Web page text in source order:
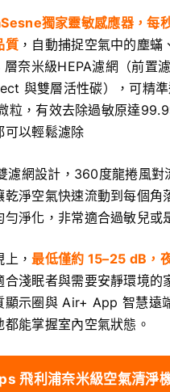
獨家靈敏感應器，每
質，自動捕捉空氣中的塵蟎
奈米級HEPA濾網（前置
與雙層活性碳），可精
粒，有效去除過敏原達
可以輕鬆濾除
濾網設計，360度龍捲風對
乾淨空氣快速流動到每個角
勻淨化，非常適合過敏兒或
上，最低僅約 15–25 dB，
合淺眠者與需要安靜環境的
顯示圈與 Air+ App 智慧遠
都能掌握室內空氣狀態。
飛利浦奈米級空氣清淨